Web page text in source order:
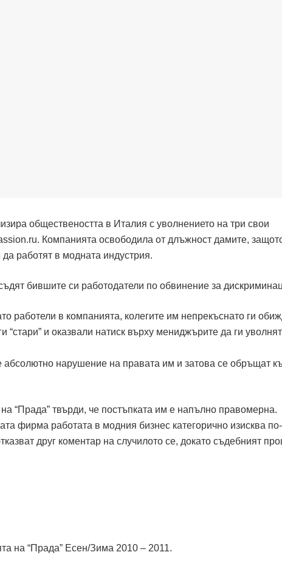
обществеността в Италия с уволнението на три свои
Компанията освободила от длъжност дамите,
работят в модната индустрия.
бившите си работодатели по обвинение за
работели в компанията, колегите им непрекъснато ги
“стари” и оказвали натиск върху мениджърите да ги
абсолютно нарушение на правата им и затова се обръщат
“Прада” твърди, че постъпката им е напълно правомерна.
фирма работата в модния бизнес категорично изисква
друг коментар на случилото се, докато съдебният
на “Прада” Есен/Зима 2010 – 2011.